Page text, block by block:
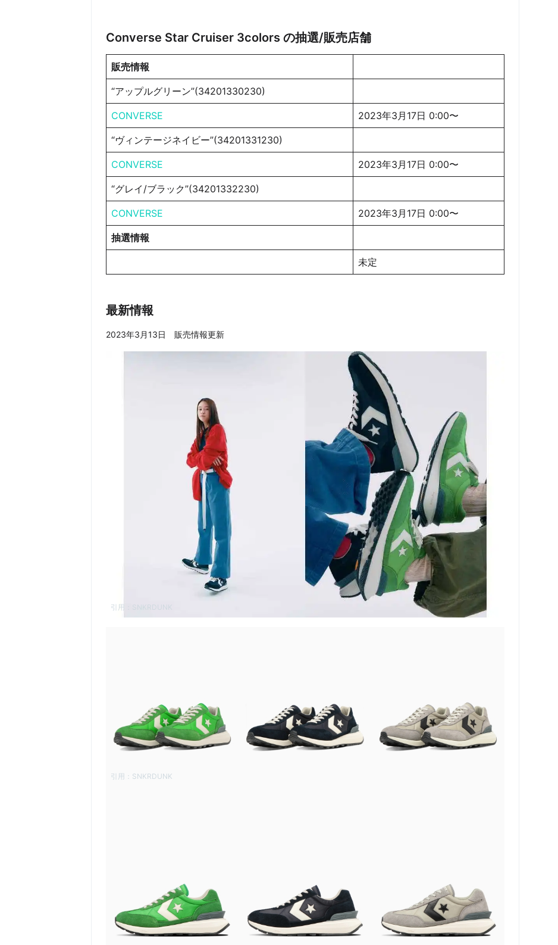
Converse Star Cruiser 3colors の抽選/販売店舗
販売情報
“アップルグリーン”(34201330230)
CONVERSE 2023年3月17日 0:00〜
“ヴィンテージネイビー”(34201331230)
CONVERSE 2023年3月17日 0:00〜
“グレイ/ブラック”(34201332230)
CONVERSE 2023年3月17日 0:00〜
抽選情報
未定
最新情報
2023年3月13日 販売情報更新
引用： SNKRDUNK
引用： SNKRDUNK